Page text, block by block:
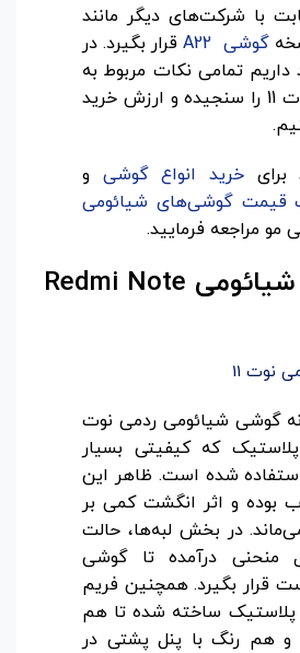
با شرکت‌های دیگر مانند
گوشی A22
قرار بگیرد. در
داریم تمامی نکات مربوط به
گوشی ردمی نوت 11 را سنجیده و ارزش خرید
برای خرید انواع گوشی و
قیمت گوشی‌های شیائومی
مراجعه فرمایید.
Redmi Note
گوشی شیائومی ردمی نوت
پلاستیک که کیفیتی بسیار
شده است. ظاهر این
بوده و اثر انگشت کمی بر
در بخش لبه‌ها، حالت
درآمده تا گوشی
قرار بگیرد. همچنین فریم
پلاستیک ساخته شده تا هم
و هم رنگ با پنل پشتی در